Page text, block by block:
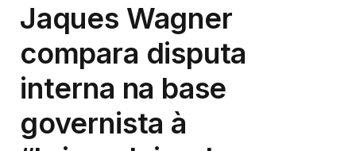
Jaques Wagner
compara disputa
interna na base
governista à